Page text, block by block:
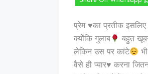
प्रेम ♥️का प्रतीक इसलिए
क्योंकि गुलाब
बहुत
लेकिन उस पर कांटे
वैसे ही प्यार♥️ करना